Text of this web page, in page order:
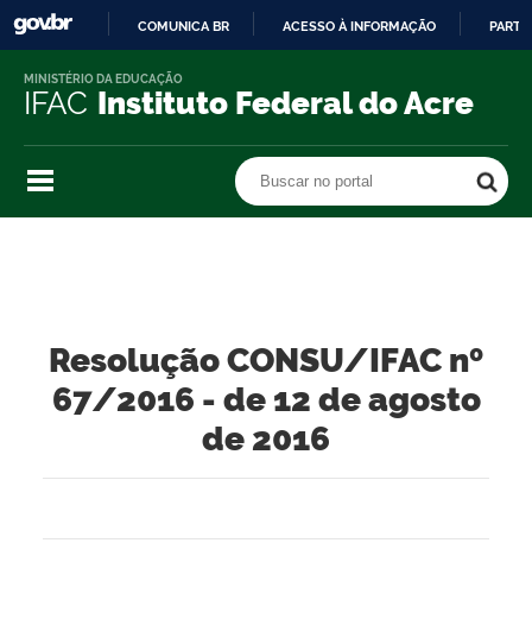
O
COMUNICA BR ACESSO À INFORMAÇÃO
IFAC Instituto Federal do Acre
MINISTÉRIO DA EDUCAÇÃO
Buscar no portal
Resolução CONSU/IFAC nº
67/2016 - de 12 de agosto
de 2016